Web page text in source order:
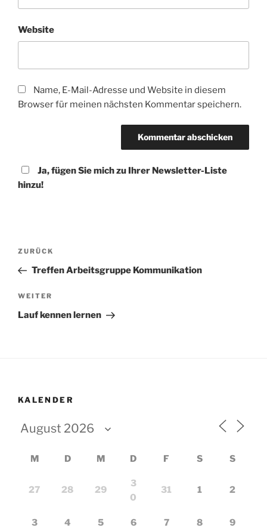
Website
Name, E-Mail-Adresse und Website in diesem
Browser für meinen nächsten Kommentar speichern.
Ja, fügen Sie mich zu Ihrer Newsletter-Liste
hinzu!
Beitragsnavigation
Vorheriger
Beitrag
ZURÜCK
Treffen Arbeitsgruppe Kommunikation
Nächster
Beitrag
WEITER
Lauf kennen lernen
KALENDER
M D M D F S S
27 28 29
3
0
31 1 2
3 4 5 6 7 8 9